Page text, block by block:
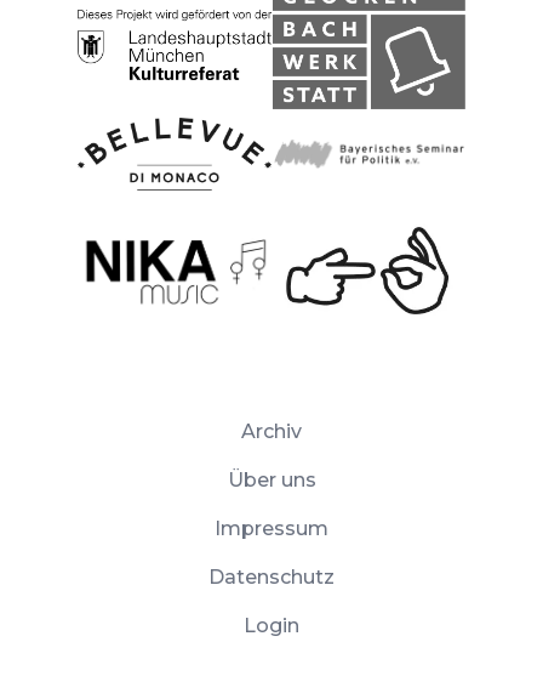
Archiv
Über uns
Impressum
Datenschutz
Login